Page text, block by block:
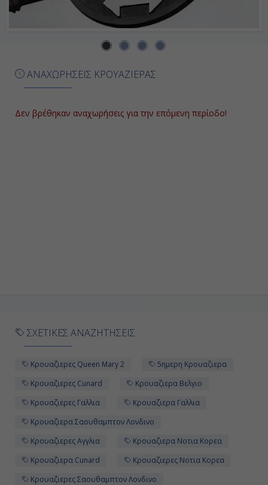
ΑΝΑΧΩΡΗΣΕΙΣ ΚΡΟΥΑΖΙΕΡΑΣ
Δεν βρέθηκαν αναχωρήσεις για την επόμενη περίοδο!
ΣΧΕΤΙΚΕΣ ΑΝΑΖΗΤΗΣΕΙΣ
Κρουαζιερες Queen Mary 2
5ημερη Κρουαζιερα
Κρουαζιερες Cunard
Κρουαζιερα Βελγιο
Κρουαζιερες Γαλλια
Κρουαζιερα Γαλλια
Κρουαζιερα Σαουθαμπτον Λονδινο
Κρουαζιερες Αγγλια
Κρουαζιερα Νοτια Κορεα
Κρουαζιερα Cunard
Κρουαζιερες Νοτια Κορεα
Κρουαζιερες Σαουθαμπτον Λονδινο